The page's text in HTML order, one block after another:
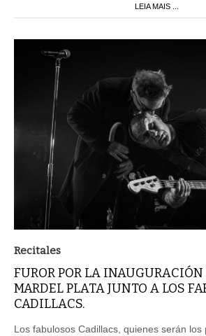
LEIA MAIS ...
Recitales
FUROR POR LA
MARDEL PLATA JUNTO A LOS
CADILLACS.
Los fabulosos Cadillacs, quienes serán los